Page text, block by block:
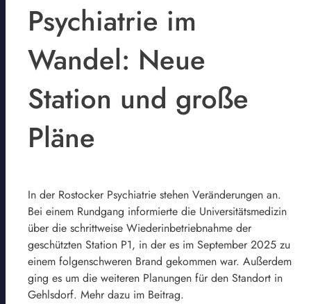
Psychiatrie im
Wandel: Neue
Station und große
Pläne
In der Rostocker Psychiatrie stehen Veränderungen an.
Bei einem Rundgang informierte die Universitätsmedizin
über die schrittweise Wiederinbetriebnahme der
geschützten Station P1, in der es im September 2025 zu
einem folgenschweren Brand gekommen war. Außerdem
ging es um die weiteren Planungen für den Standort in
Gehlsdorf. Mehr dazu im Beitrag.